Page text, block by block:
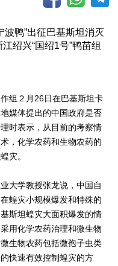
鸭”出征巴基斯坦消灭
绍兴“国绍1号”鸭苗组
组２月26日在巴基斯坦卡
媒体提出的中国政府是否
时表示，从目前的考察情
，化学农药和生物农药的
灾。
学教授张龙说，中国自
蝗灾小规模爆发和特殊的
斯坦蝗灾大面积爆发的情
用化学农药治理和微生物
生物农药包括微孢子虫类
快速有效控制蝗灾的方